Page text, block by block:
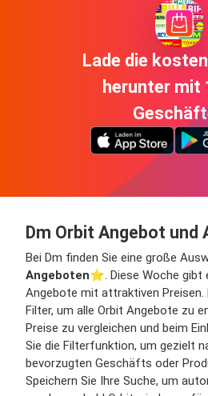
Lade die
herunter mit
Dm Orbit Angebot und
Bei Dm finden Sie eine große
Angeboten⭐️. Diese Woche gibt
Angebote mit attraktiven Preisen.
Filter, um alle Orbit Angebote zu
Preise zu vergleichen und beim
Sie die Filterfunktion, um gezielt
bevorzugten Geschäfts oder
Speichern Sie Ihre Suche, um